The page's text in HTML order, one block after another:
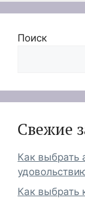
Поиск
Свежие
Как выбрать
Как выбрать